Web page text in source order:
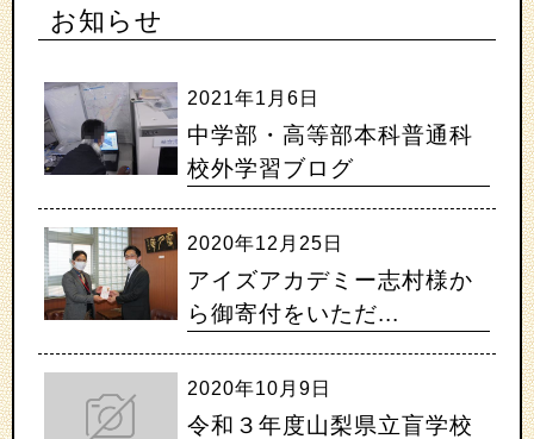
お知らせ
2021年1月6日
中学部・高等部本科普通科
校外学習ブログ
2020年12月25日
アイズアカデミー志村様か
ら御寄付をいただ...
2020年10月9日
令和３年度山梨県立盲学校